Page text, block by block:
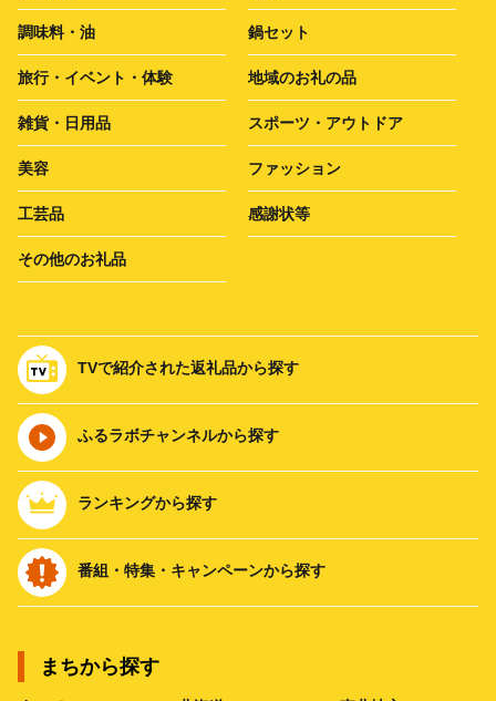
調味料・油 鍋セット
旅行・イベント・体験 地域のお礼の品
雑貨・日用品 スポーツ・アウトドア
美容 ファッション
工芸品 感謝状等
その他のお礼品
TVで紹介された返礼品から探す
ふるラボチャンネルから探す
ランキングから探す
番組・特集・キャンペーンから探す
まちから探す